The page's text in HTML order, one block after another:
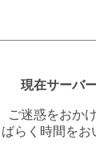
現在サーバ
ご迷惑をおか
ばらく時間を